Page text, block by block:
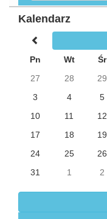
Kalendarz
Pn
Wt Śr
27
28 29
3
4 5
10
11 12
17
18 19
24
25 26
31
1 2